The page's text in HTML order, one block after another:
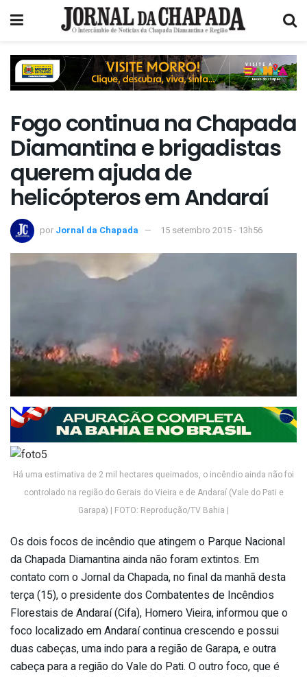
Fogo continua na Chapada
Diamantina e brigadistas
querem ajuda de
helicópteros em Andaraí
por Jornal da Chapada 15 setembro 2015 - 13h56
Há uma estimativa de 2 mil hectares queimados, o incêndio ainda não foi
controlado na região do Gerais do Vieira e de Andaraí (Vale do Pati e
Garapa) | FOTO: Reprodução/TV Bahia |
Os dois focos de incêndio que atingem o Parque Nacional
da Chapada Diamantina ainda não foram extintos. Em
contato com o Jornal da Chapada, no final da manhã desta
terça (15), o presidente dos Combatentes de Incêndios
Florestais de Andaraí (Cifa), Homero Vieira, informou que o
foco localizado em Andaraí continua crescendo e possui
duas cabeças, uma indo para a região de Garapa, e outra
cabeça para a região do Vale do Pati. O outro foco, que é